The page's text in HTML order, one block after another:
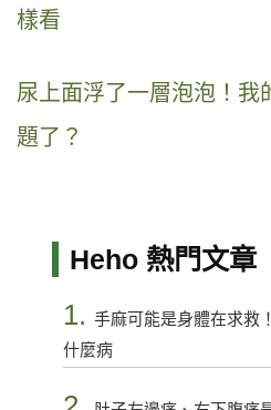
樣看
尿上面浮了一層泡泡！我
題了？
Heho 熱門文章
1. 手麻可能是身體在求救
什麼病